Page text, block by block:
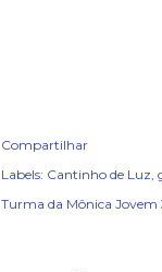
Compartilhar
Labels: Cantinho de Luz
Turma da Mônica Jovem